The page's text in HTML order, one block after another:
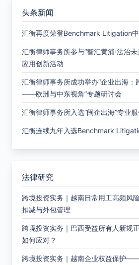
头条新闻
汇衡再度荣登Benchmark Litigation
汇衡律师事务所参与“智汇黄浦·法治
应用创新活动
汇衡律师事务所成功举办“企业出海：
——欧洲与中东视角”专题研讨会
汇衡律师事务所入选“闽企出海”专业
汇衡连续九年入选Benchmark
法律研究
跨境投资实务｜越南日常用工高频风
扣减与外包管理
跨境投资实务｜巴西受益所有人新规
如何应对？
跨境投资实务｜越南企业权益保护